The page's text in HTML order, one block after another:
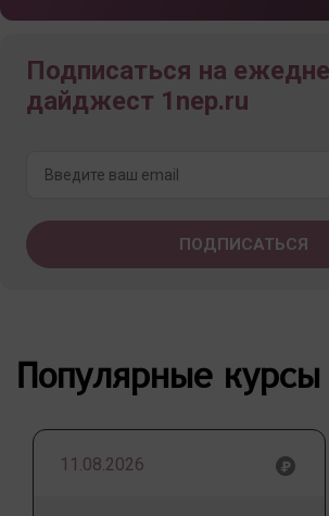
Подписаться на
дайджест 1nep.ru
Популярные курсы
11.08.2026